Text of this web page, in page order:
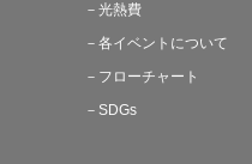
－光熱費
－各イベントについて
－フローチャート
－SDGs